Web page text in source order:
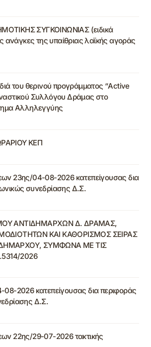
ΣΥΓΚΟΙΝΩΝΙΑΣ (ειδικά
ανάγκες της υπαίθριας λαϊκής αγοράς
του θερινού προγράμματος “Active
Συλλόγου Δράμας στο
Αλληλεγγύης
ΚΕΠ
23ης/04-08-2026 κατεπείγουσας δια
συνεδρίασης Δ.Σ.
ΑΝΤΙΔΗΜΑΡΧΩΝ Δ. ΔΡΑΜΑΣ,
ΚΑΙ ΚΑΘΟΡΙΣΜΟΣ ΣΕΙΡΑΣ
ΣΥΜΦΩΝΑ ΜΕ ΤΙΣ
2026
2026 κατεπείγουσας δια περιφοράς
Δ.Σ.
22ης/29-07-2026 τακτικής